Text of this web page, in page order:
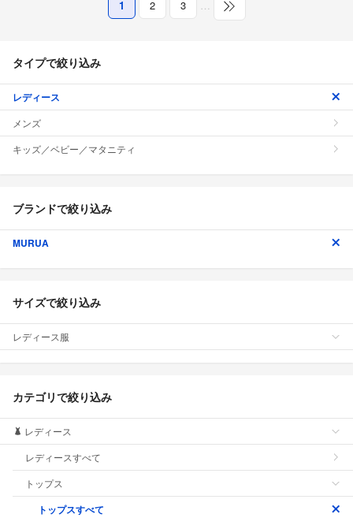
1 2 3 …
タイプで絞り込み
レディース
メンズ
キッズ／ベビー／マタニティ
ブランドで絞り込み
MURUA
サイズで絞り込み
レディース服
カテゴリで絞り込み
レディース
レディースすべて
トップス
トップスすべて